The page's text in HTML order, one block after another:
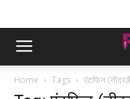
Home Tags एंटफिन